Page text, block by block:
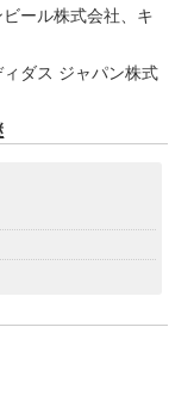
ール株式会社、キ
ダス ジャパン株式